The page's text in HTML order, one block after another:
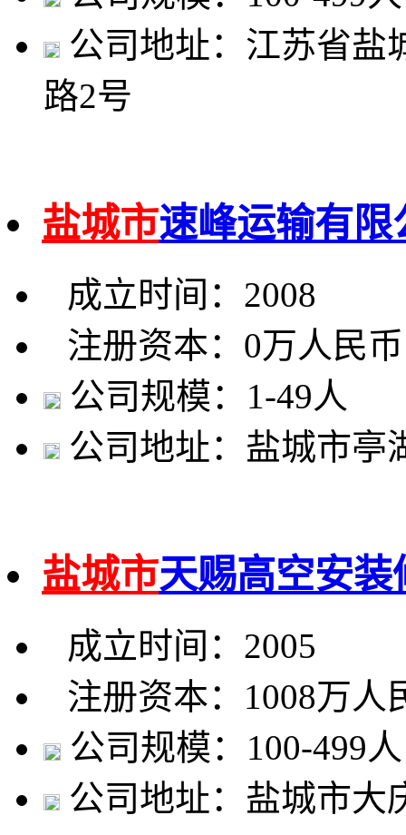
公司地址：江苏省盐
路2号
盐城市速峰运输有限
成立时间：2008
注册资本：0万人民币
公司规模：1-49人
公司地址：盐城市亭
盐城市天赐高空安
成立时间：2005
注册资本：1008万人
公司规模：100-499人
公司地址：盐城市大